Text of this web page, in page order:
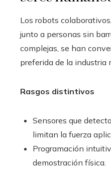
Los robots
junto a personas sin
complejas, se han
preferida de la industria
Rasgos distintivos
Sensores que
limitan la fuerza
Programación
demostración física.